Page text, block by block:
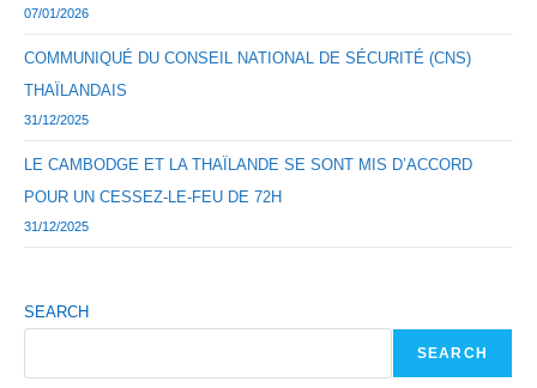
07/01/2026
COMMUNIQUÉ DU CONSEIL NATIONAL DE SÉCURITÉ (CNS)
THAÏLANDAIS
31/12/2025
LE CAMBODGE ET LA THAÏLANDE SE SONT MIS D’ACCORD
POUR UN CESSEZ-LE-FEU DE 72H
31/12/2025
SEARCH
SEARCH